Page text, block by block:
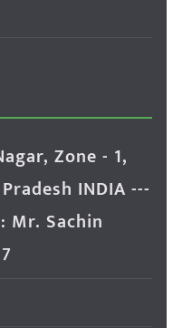
Zone - 1,
INDIA ---
Mr. Sachin